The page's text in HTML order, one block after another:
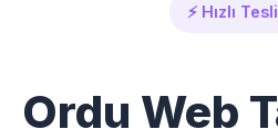
⚡ Hızlı
Ordu Web